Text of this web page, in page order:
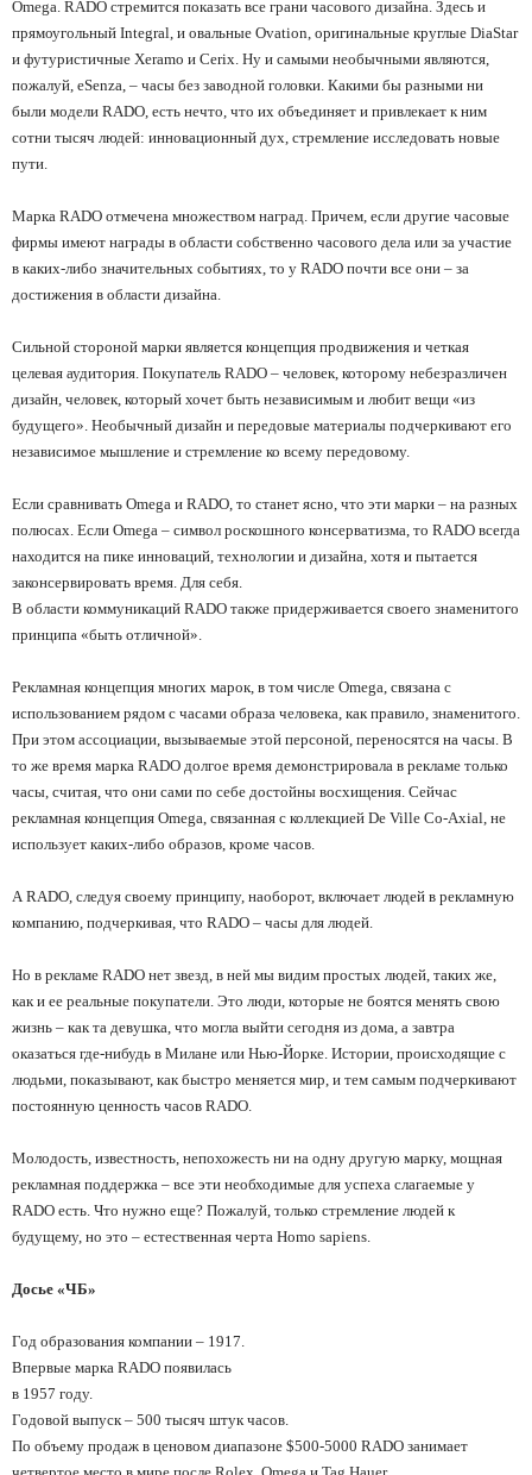
Omega. RADO стремится показать все грани часового дизайна. Здесь и
прямоугольный Integral, и овальные Ovation, оригинальные круглые DiaStar
и футуристичные Xeramo и Cerix. Ну и самыми необычными являются,
пожалуй, eSenza, – часы без заводной головки. Какими бы разными ни
были модели RADO, есть нечто, что их объединяет и привлекает к ним
сотни тысяч людей: инновационный дух, стремление исследовать новые
пути.
Марка RADO отмечена множеством наград. Причем, если другие часовые
фирмы имеют награды в области собственно часового дела или за участие
в каких-либо значительных событиях, то у RADO почти все они – за
достижения в области дизайна.
Сильной стороной марки является концепция продвижения и четкая
целевая аудитория. Покупатель RADO – человек, которому небезразличен
дизайн, человек, который хочет быть независимым и любит вещи «из
будущего». Необычный дизайн и передовые материалы подчеркивают его
независимое мышление и стремление ко всему передовому.
Если сравнивать Omega и RADO, то станет ясно, что эти марки – на разных
полюсах. Если Omega – символ роскошного консерватизма, то RADO всегда
находится на пике инноваций, технологии и дизайна, хотя и пытается
законсервировать время. Для себя.
В области коммуникаций RADO также придерживается своего знаменитого
принципа «быть отличной».
Рекламная концепция многих марок, в том числе Omega, связана с
использованием рядом с часами образа человека, как правило, знаменитого.
При этом ассоциации, вызываемые этой персоной, переносятся на часы. В
то же время марка RADO долгое время демонстрировала в рекламе только
часы, считая, что они сами по себе достойны восхищения. Сейчас
рекламная концепция Omega, связанная с коллекцией De Ville Co-Axial, не
использует каких-либо образов, кроме часов.
А RADO, следуя своему принципу, наоборот, включает людей в рекламную
компанию, подчеркивая, что RADO – часы для людей.
Но в рекламе RADO нет звезд, в ней мы видим простых людей, таких же,
как и ее реальные покупатели. Это люди, которые не боятся менять свою
жизнь – как та девушка, что могла выйти сегодня из дома, а завтра
оказаться где-нибудь в Милане или Нью-Йорке. Истории, происходящие с
людьми, показывают, как быстро меняется мир, и тем самым подчеркивают
постоянную ценность часов RADO.
Молодость, известность, непохожесть ни на одну другую марку, мощная
рекламная поддержка – все эти необходимые для успеха слагаемые у
RADO есть. Что нужно еще? Пожалуй, только стремление людей к
будущему, но это – естественная черта Homo sapiens.
Досье «ЧБ»
Год образования компании – 1917.
Впервые марка RADO появилась
в 1957 году.
Годовой выпуск – 500 тысяч штук часов.
По объему продаж в ценовом диапазоне $500-5000 RADO занимает